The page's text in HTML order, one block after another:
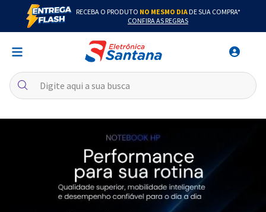
RECEBA O PRODUTO NO MESMO DIADE SUA COMPRA*
CONFIRA AS REGRAS